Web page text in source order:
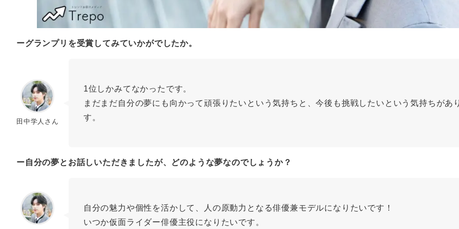
ーグランプリを受賞してみていかがでしたか。
田中学人さん
1位しかみてなかったです。
まだまだ自分の夢にも向かって頑張りたいという気持ちと、今後も挑戦したいという気持ちがあ
す。
ー自分の夢とお話しいただきましたが、どのような夢なのでしょうか？
自分の魅力や個性を活かして、人の原動力となる俳優兼モデルになりたいです！
いつか仮面ライダー俳優主役になりたいです。